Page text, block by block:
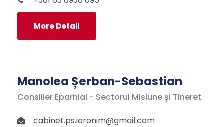
More Detail
Manolea Șerban-Sebastian
Consilier Eparhial - Sectorul Misiune și Tineret
cabinet.ps.ieronim@gmail.com